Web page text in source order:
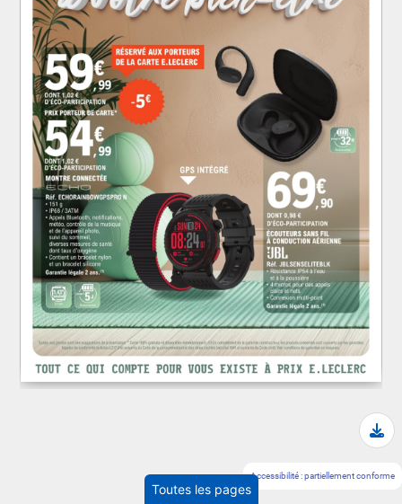
Accessibilité : partiellement conforme
Toutes les pages